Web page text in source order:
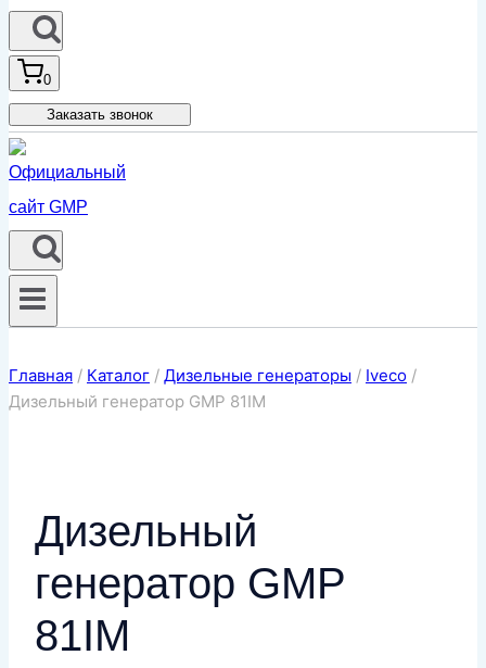
0
Заказать звонок
Главная / Каталог / Дизельные генераторы / Iveco /
Дизельный генератор GMP 81IM
Дизельный
генератор GMP
81IM